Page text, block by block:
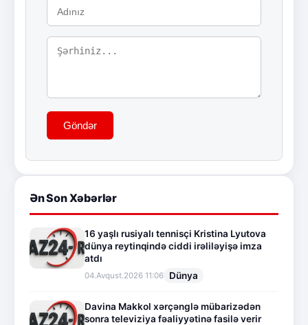
Göndər
Ən Son Xəbərlər
16 yaşlı rusiyalı tennisçi Kristina Lyutova
dünya reytinqində ciddi irəliləyişə imza
atdı
04.Avqust.2026 11:06 Dünya
Davina Makkol xərçənglə mübarizədən
sonra televiziya fəaliyyətinə fasilə verir